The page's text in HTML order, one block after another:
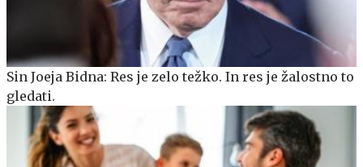
Sin Joeja Bidna: Res je zelo težko. In res je žalostno to
gledati.